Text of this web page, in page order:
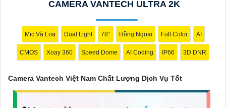
Với cam kết về chất lượng và dịch vụ, camera Vantech Việt Nam
mang lại sự an tâm cho người dùng trong việc giám sát và bảo
vệ tài sản. Đồng thời, giá cả của sản phẩm cũng được đánh giá
là hợp lý, phải chăng.
Nếu bạn cần thêm thông tin chi tiết về sản phẩm hay muốn tư
được hỗ trợ tốt nhất.
CAMERA VANTECH ULTRA 2K
Mic Và Loa Dual Light 78° Hồng Ngoại Full Color AI
CMOS Xoay 360 Speed Dome AI Coding IP66 3D DNR
Camera Vantech Việt Nam Chất Lượng Dịch Vụ Tốt